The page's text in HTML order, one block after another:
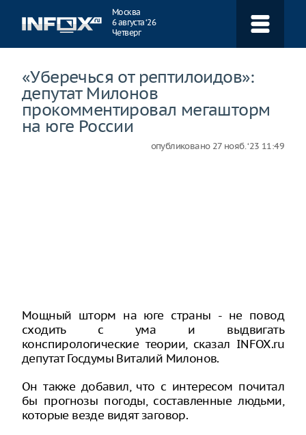
Москва
6 августа ‘26
Четверг
«Уберечься от рептилоидов»:
депутат Милонов
прокомментировал мегашторм
на юге России
опубликовано 27 нояб. ‘23 11:49
Мощный шторм на юге страны - не повод
сходить с ума и выдвигать
конспирологические теории, сказал INFOX.ru
депутат Госдумы Виталий Милонов.
Он также добавил, что с интересом почитал
бы прогнозы погоды, составленные людьми,
которые везде видят заговор.